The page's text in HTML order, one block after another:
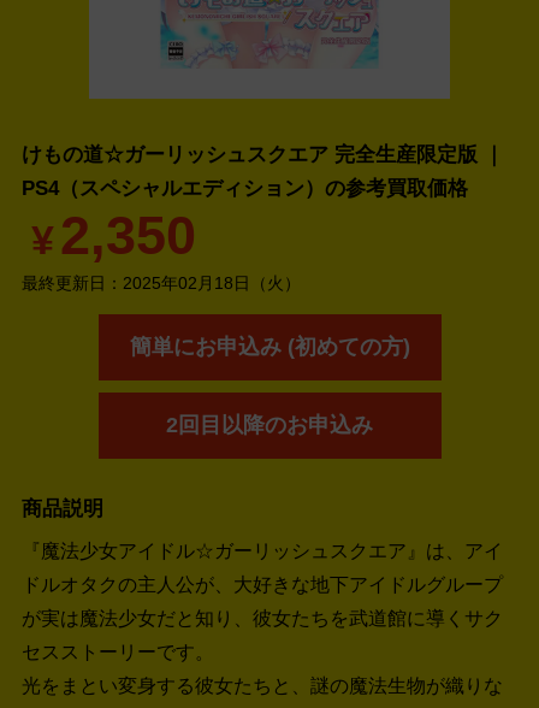
けもの道☆ガーリッシュスクエア 完全生産限定版 ｜
PS4（スペシャルエディション）の参考買取価格
¥2,350
最終更新日： 2025年02月18日（火）
簡単にお申込み (初めての方)
2回目以降のお申込み
商品説明
『魔法少女アイドル☆ガーリッシュスクエア』は、アイ
ドルオタクの主人公が、大好きな地下アイドルグループ
が実は魔法少女だと知り、彼女たちを武道館に導くサク
セスストーリーです。
光をまとい変身する彼女たちと、謎の魔法生物が織りな